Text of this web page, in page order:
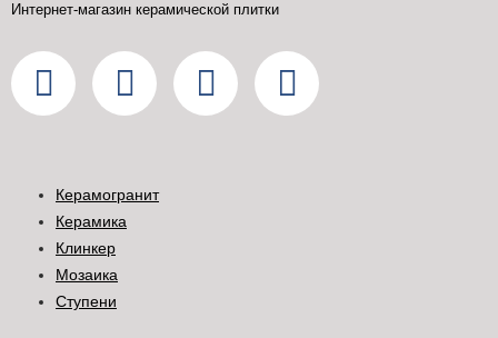
Интернет-магазин керамической плитки
Керамогранит
Керамика
Клинкер
Мозаика
Ступени